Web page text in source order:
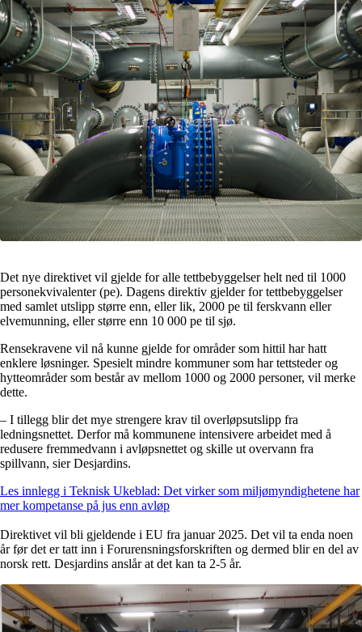
Det nye direktivet vil gjelde for alle tettbebyggelser helt ned til 1000
personekvivalenter (pe). Dagens direktiv gjelder for tettbebyggelser
med samlet utslipp større enn, eller lik, 2000 pe til ferskvann eller
elvemunning, eller større enn 10 000 pe til sjø.
Rensekravene vil nå kunne gjelde for områder som hittil har hatt
enklere løsninger. Spesielt mindre kommuner som har tettsteder og
hytteområder som består av mellom 1000 og 2000 personer, vil merke
dette.
– I tillegg blir det mye strengere krav til overløpsutslipp fra
ledningsnettet. Derfor må kommunene intensivere arbeidet med å
redusere fremmedvann i avløpsnettet og skille ut overvann fra
spillvann, sier Desjardins.
Les innlegg i Teknisk Ukeblad: Det virker som miljømyndighetene har
mer kompetanse på jus enn avløp
Direktivet vil bli gjeldende i EU fra januar 2025. Det vil ta enda noen
år før det er tatt inn i Forurensningsforskriften og dermed blir en del av
norsk rett. Desjardins anslår at det kan ta 2-5 år.